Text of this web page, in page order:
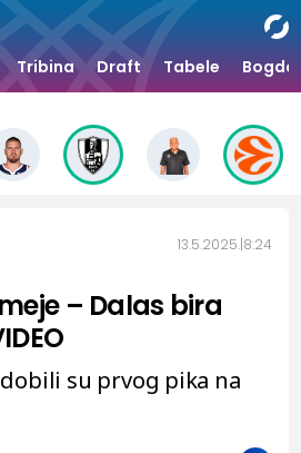
Tribina Draft Tabele
13.5.2025. 8:24
– Dalas bira
su prvog pika na